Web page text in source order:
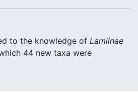
to the knowledge of Lamiinae
44 new taxa were